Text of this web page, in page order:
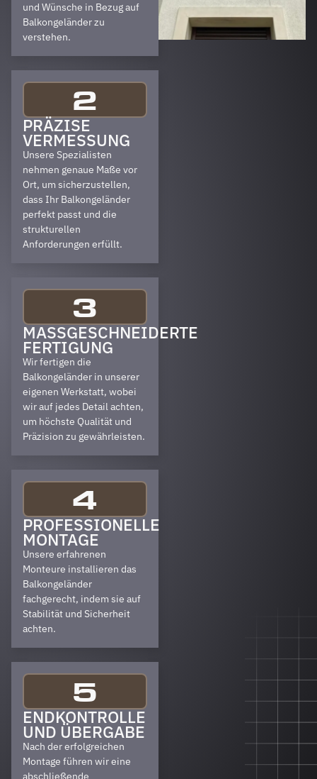
und Wünsche in Bezug auf
Balkongeländer zu
verstehen.
2
PRÄZISE
VERMESSUNG
Unsere Spezialisten
nehmen genaue Maße vor
Ort, um sicherzustellen,
dass Ihr Balkongeländer
perfekt passt und die
strukturellen
Anforderungen erfüllt.
3
MASSGESCHNEIDERTE F
ERTIGUNG
Wir fertigen die
Balkongeländer in unserer
eigenen Werkstatt, wobei
wir auf jedes Detail achten,
um höchste Qualität und
Präzision zu gewährleisten.
4
PROFESSIONELLE
MONTAGE
Unsere erfahrenen
Monteure installieren das
Balkongeländer
fachgerecht, indem sie auf
Stabilität und Sicherheit
achten.
5
ENDKONTROLLE
UND ÜBERGABE
Nach der erfolgreichen
Montage führen wir eine
abschließende